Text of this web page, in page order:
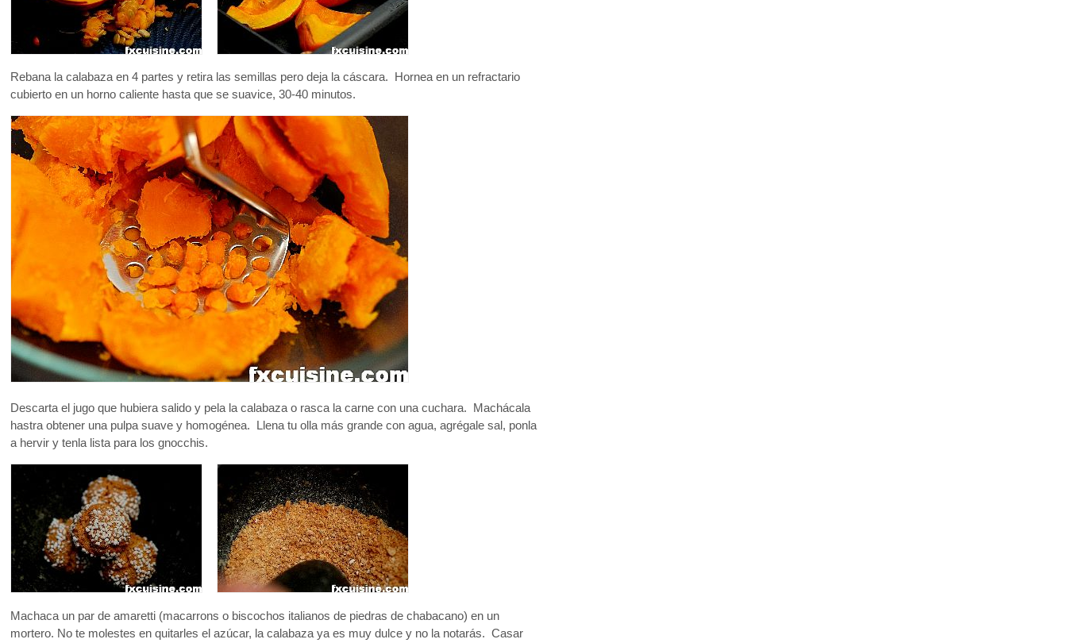
Rebana la calabaza en 4 partes y retira las semillas pero deja la cáscara. Hornea en un refractario
cubierto en un horno caliente hasta que se suavice, 30-40 minutos.
Descarta el jugo que hubiera salido y pela la calabaza o rasca la carne con una cuchara. Machácala
hastra obtener una pulpa suave y homogénea. Llena tu olla más grande con agua, agrégale sal, ponla
a hervir y tenla lista para los gnocchis.
Machaca un par de amaretti (macarrons o biscochos italianos de piedras de chabacano) en un
mortero. No te molestes en quitarles el azúcar, la calabaza ya es muy dulce y no la notarás. Casar